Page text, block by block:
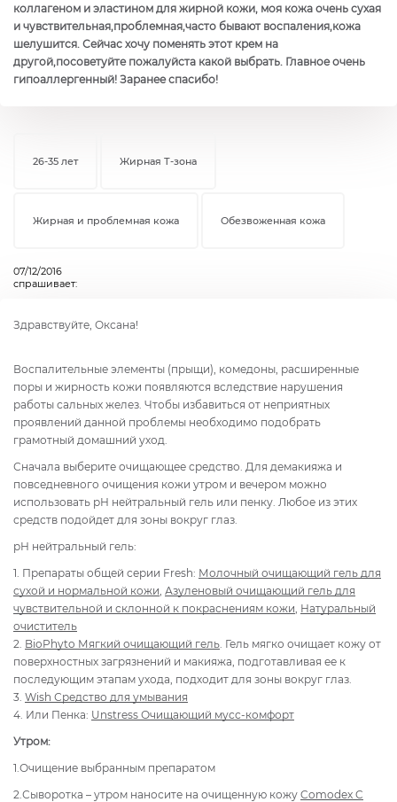
коллагеном и эластином для жирной кожи, моя кожа очень сухая
и чувствительная,проблемная,часто бывают воспаления,кожа
шелушится. Сейчас хочу поменять этот крем на
другой,посоветуйте пожалуйста какой выбрать. Главное очень
гипоаллергенный! Заранее спасибо!
26-35 лет Жирная Т-зона
Жирная и проблемная кожа Обезвоженная кожа
07/12/2016
спрашивает:
Здравствуйте, Оксана!
Воспалительные элементы (прыщи), комедоны, расширенные
поры и жирность кожи появляются вследствие нарушения
работы сальных желез. Чтобы избавиться от неприятных
проявлений данной проблемы необходимо подобрать
грамотный домашний уход.
Сначала выберите очищающее средство. Для демакияжа и
повседневного очищения кожи утром и вечером можно
использовать рН нейтральный гель или пенку. Любое из этих
средств подойдет для зоны вокруг глаз.
рН нейтральный гель:
1. Препараты общей серии Fresh: Молочный очищающий гель для
сухой и нормальной кожи Азуленовый очищающий гель для
чувствительной и склонной к покраснениям кожи Натуральный
очиститель
2. BioPhyto Мягкий очищающий гель . Гель мягко очищает кожу от
поверхностных загрязнений и макияжа, подготавливая ее к
последующим этапам ухода, подходит для зоны вокруг глаз.
3. Wish Средство для умывания
4. Или Пенка: Unstress Очищающий мусс-комфорт
Утром:
1.Очищение выбранным препаратом
2.Сыворотка – утром наносите на очищенную кожу Comodex C